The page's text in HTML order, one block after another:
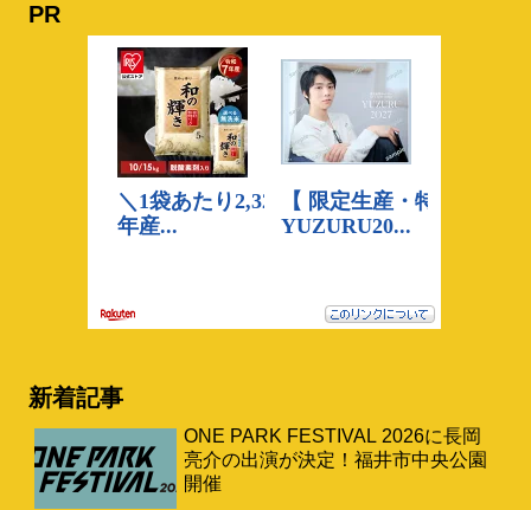
PR
新着記事
ONE PARK FESTIVAL 2026に長岡
亮介の出演が決定！福井市中央公園
開催